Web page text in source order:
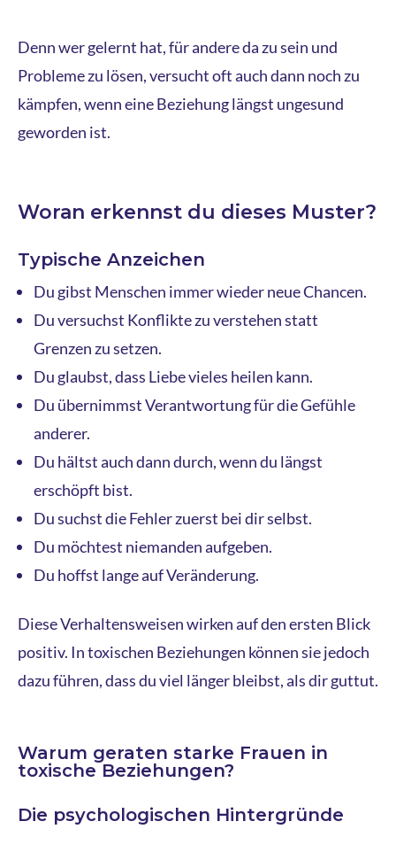
Denn wer gelernt hat, für andere da zu sein und
Probleme zu lösen, versucht oft auch dann noch zu
kämpfen, wenn eine Beziehung längst ungesund
geworden ist.
Woran erkennst du dieses Muster?
Typische Anzeichen
Du gibst Menschen immer wieder neue Chancen.
Du versuchst Konflikte zu verstehen statt
Grenzen zu setzen.
Du glaubst, dass Liebe vieles heilen kann.
Du übernimmst Verantwortung für die Gefühle
anderer.
Du hältst auch dann durch, wenn du längst
erschöpft bist.
Du suchst die Fehler zuerst bei dir selbst.
Du möchtest niemanden aufgeben.
Du hoffst lange auf Veränderung.
Diese Verhaltensweisen wirken auf den ersten Blick
positiv. In toxischen Beziehungen können sie jedoch
dazu führen, dass du viel länger bleibst, als dir guttut.
Warum geraten starke Frauen in
toxische Beziehungen?
Die psychologischen Hintergründe